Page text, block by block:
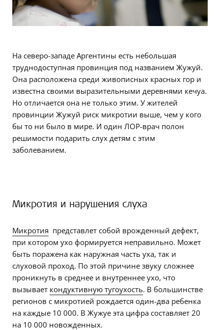
На северо-западе Аргентины есть небольшая
труднодоступная провинция под названием Жужуй.
Она расположена среди живописных красных гор и
известна своими выразительными деревнями кечуа.
Но отличается она не только этим. У жителей
провинции Жужуй риск микротии выше, чем у кого
бы то ни было в мире. И один ЛОР-врач полон
решимости подарить слух детям с этим
заболеванием.
Микротия и нарушения слуха
Микротия представлет собой врожденный дефект,
при котором ухо формируется неправильно. Может
быть поражена как наружная часть уха, так и
слуховой проход. По этой причине звуку сложнее
проникнуть в среднее и внутреннее ухо, что
вызывает кондуктивную тугоухость. В большинстве
регионов с микротией рождается один-два ребенка
на каждые 10 000. В Жужуе эта цифра составляет 20
на 10 000 новожденных.